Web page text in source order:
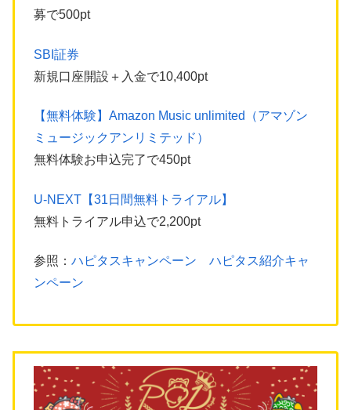
募で500pt
SBI証券
新規口座開設＋入金で10,400pt
【無料体験】Amazon Music unlimited（アマゾン
ミュージックアンリミテッド）
無料体験お申込完了で450pt
U-NEXT【31日間無料トライアル】
無料トライアル申込で2,200pt
参照： ハピタスキャンペーン ハピタス紹介キャ
ンペーン